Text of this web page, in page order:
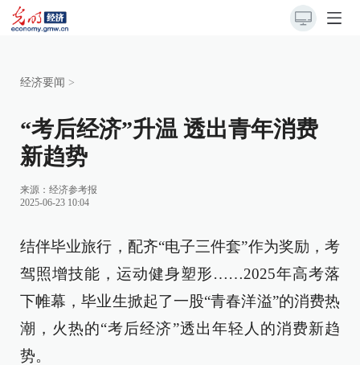
经济要闻 >
“考后经济”升温 透出青年消费
新趋势
来源： 经济参考报
2025-06-23 10:04
结伴毕业旅行，配齐“电子三件套”作为奖励，考
驾照增技能，运动健身塑形……2025年高考落
下帷幕，毕业生掀起了一股“青春洋溢”的消费热
潮，火热的“考后经济”透出年轻人的消费新趋
势。